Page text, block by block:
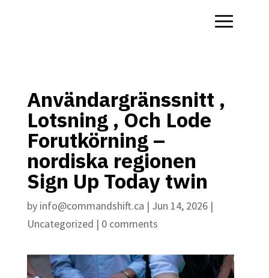
Användargränssnitt ,
Lotsning , Och Lode
Forutkörning –
nordiska regionen
Sign Up Today twin
by info@commandshift.ca | Jun 14, 2026|
Uncategorized | 0 comments